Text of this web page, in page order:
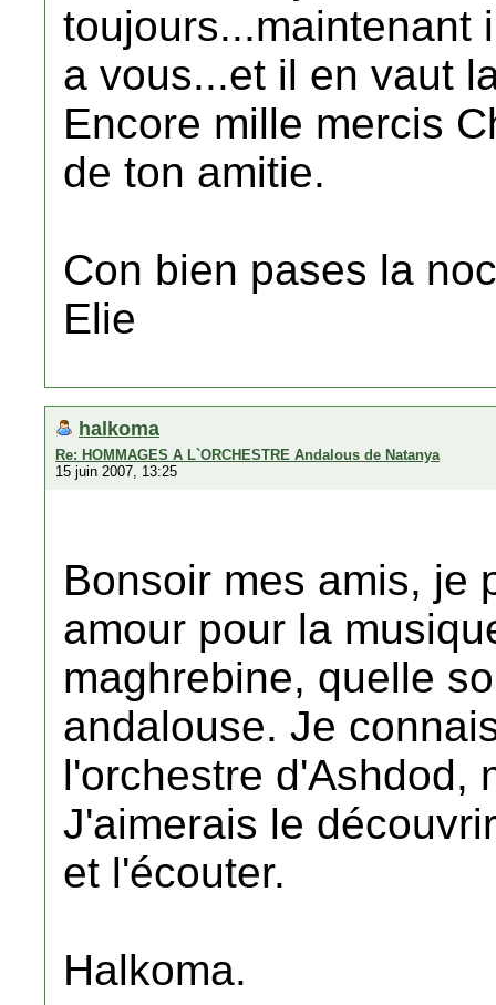
toujours...maintenant
a vous...et il en vaut
Encore mille mercis
de ton amitie.
Con bien pases la
Elie
halkoma
Re: HOMMAGES A L`ORCHESTRE Andalous de Natanya
15 juin 2007, 13:25
Bonsoir mes amis, je
amour pour la
maghrebine, quelle
andalouse. Je
l'orchestre d'Ashdod,
J'aimerais le
et l'écouter.
Halkoma.